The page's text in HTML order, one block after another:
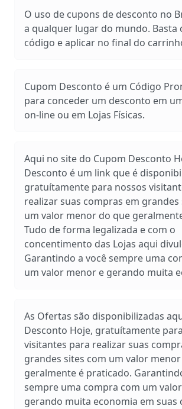
O uso de cupons de desconto no
a qualquer lugar do mundo. Basta
código e aplicar no final do
Cupom Desconto é um Código
para conceder um desconto em
on-line ou em Lojas Físicas.
Aqui no site do Cupom Desconto
Desconto é um link que é
gratuítamente para nossos
realizar suas compras em grandes
um valor menor do que
Tudo de forma legalizada e com o
concentimento das Lojas aqui
Garantindo a você sempre uma
um valor menor e gerando muita
As Ofertas são disponibilizadas
Desconto Hoje, gratuítamente
visitantes para realizar suas
grandes sites com um valor
geralmente é praticado.
sempre uma compra com um
gerando muita economia em suas